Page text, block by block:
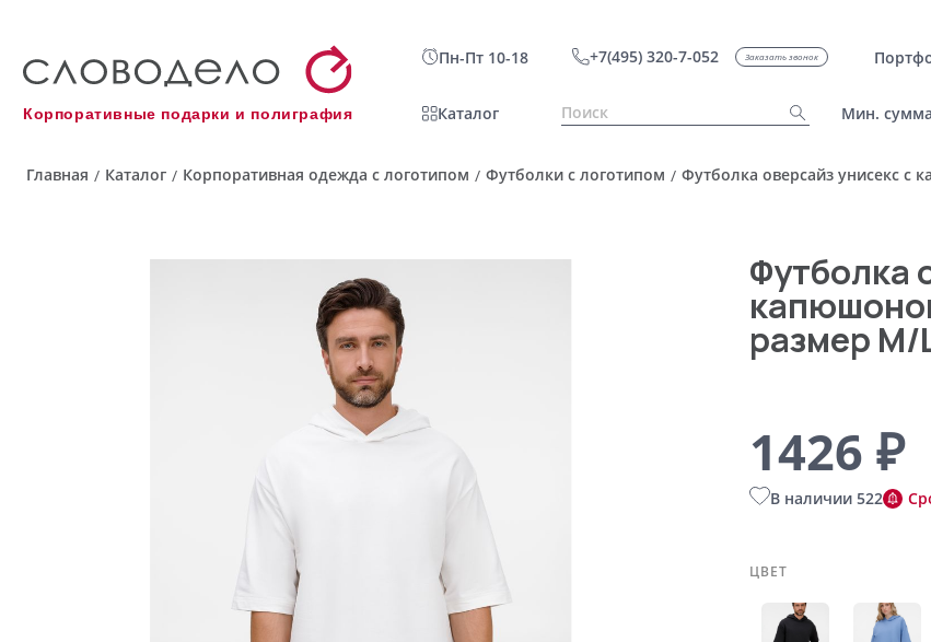
Корпоративные подарки и полиграфия
Пн-Пт 10-18 +7(495) 320-7-052 Заказать звонок
Каталог Мин.
Главная / Каталог / Корпоративная одежда с логотипом / Футболки с логотипом / Футболка оверсайз унисекс
Футболка
размер M/
1426 ₽
В наличии 522
ЦВЕТ